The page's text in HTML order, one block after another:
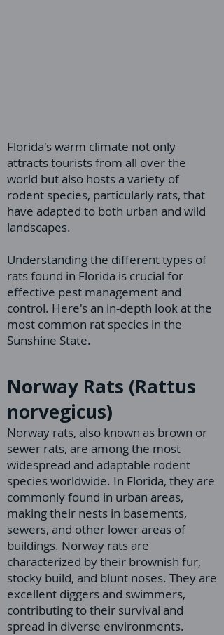
Florida's warm climate not only
attracts tourists from all over the
world but also hosts a variety of
rodent species, particularly rats, that
have adapted to both urban and wild
landscapes.
Understanding the different types of
rats found in Florida is crucial for
effective pest management and
control. Here's an in-depth look at the
most common rat species in the
Sunshine State.
Norway Rats (Rattus
norvegicus)
Norway rats, also known as brown or
sewer rats, are among the most
widespread and adaptable rodent
species worldwide. In Florida, they are
commonly found in urban areas,
making their nests in basements,
sewers, and other lower areas of
buildings. Norway rats are
characterized by their brownish fur,
stocky build, and blunt noses. They are
excellent diggers and swimmers,
contributing to their survival and
spread in diverse environments.